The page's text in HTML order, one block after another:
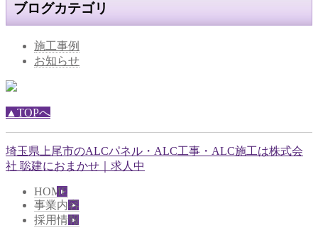
ブログカテゴリ
施工事例
お知らせ
▲TOPへ
埼玉県上尾市のALCパネル・ALC工事・ALC施工は株式会
社 聡建におまかせ｜求人中
HOME
事業内容
採用情報